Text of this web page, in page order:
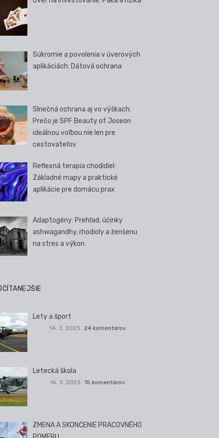
Súkromie a povolenia v úverových
aplikáciách: Dátová ochrana
Slnečná ochrana aj vo výškach:
Prečo je SPF Beauty of Joseon
ideálnou voľbou nie len pre
cestovateľov
Reflexná terapia chodidiel:
Základné mapy a praktické
aplikácie pre domácu prax
Adaptogény: Prehľad, účinky
ashwagandhy, rhodioly a ženšenu
na stres a výkon
Lety a šport
14. 3. 2023 24 komentárov
Letecká škola
16. 3. 2023 15 komentárov
ZMENA A SKONČENIE PRACOVNÉHO